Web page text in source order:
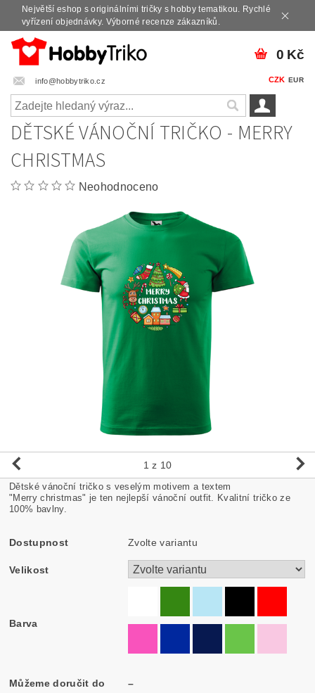
Největší eshop s originálními tričky s hobby tematikou. Rychlé
vyřízení objednávky. Výborné recenze zákazníků.
info@hobbytriko.cz CZK EUR
0 Kč
DĚTSKÉ VÁNOČNÍ TRIČKO - MERRY
CHRISTMAS
Neohodnoceno
1 z 10
Dětské vánoční tričko s veselým motivem a textem
"Merry christmas" je ten nejlepší vánoční outfit. Kvalitní tričko ze
100% bavlny.
Dostupnost Zvolte variantu
Velikost
Barva
Můžeme doručit do –